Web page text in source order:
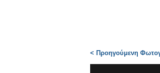
< Προηγούμενη